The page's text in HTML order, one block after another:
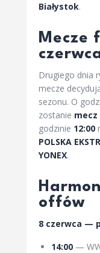
Białystok.
Mecze
Drugiego dnia
mecze
sezonu. O
zostanie mecz
godzinie 12:00
POLSKA
YONEX.
offów
8 czerwca —
14:00 —